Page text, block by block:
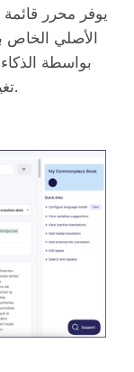
يوفر محرر
الأصلي الخاص
بواسطة
تغييرات يتم إجراؤها على الترجمات تلقائيًا.